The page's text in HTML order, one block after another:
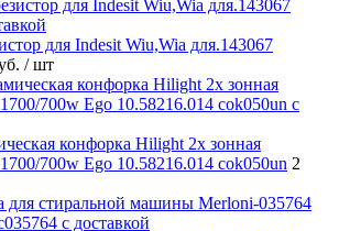
для Indesit Wiu,Wia для.143067
/ шт
конфорка Hilight 2х зонная
700w Ego 10.58216.014 cok050un 2